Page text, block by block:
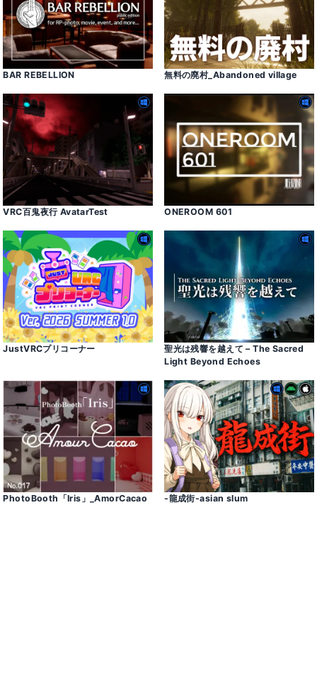
BAR REBELLION 無料の廃村_Abandoned village
VRC百鬼夜行 AvatarTest ONEROOM 601
JustVRCプリコーナー
聖光は残響を越えて – The Sacred
Light Beyond Echoes
PhotoBooth「Iris」_AmorCacao -龍成街-asian slum